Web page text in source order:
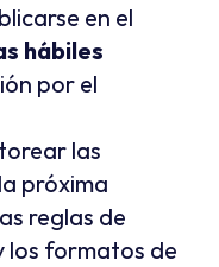
en el
hábiles
por el
las
próxima
reglas de
los formatos de